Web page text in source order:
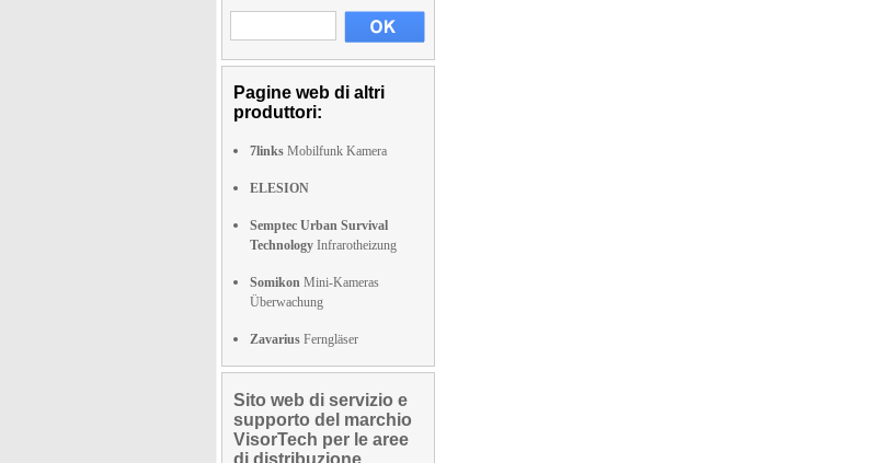
Pagine web di altri
produttori:
7links Mobilfunk Kamera
ELESION
Semptec Urban Survival
Technology Infrarotheizung
Somikon Mini-Kameras
Überwachung
Zavarius Ferngläser
Sito web di servizio e
supporto del marchio
VisorTech per le aree
di distribuzione